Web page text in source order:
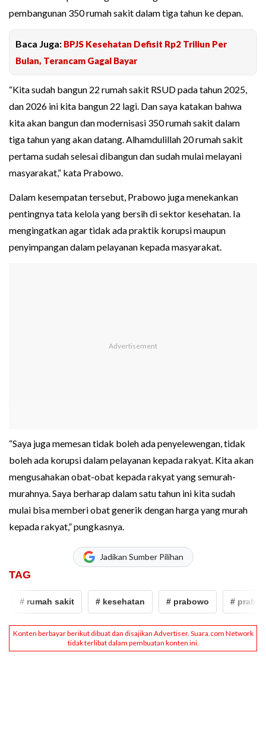
pembangunan 350 rumah sakit dalam tiga tahun ke depan.
Baca Juga: BPJS Kesehatan Defisit Rp2 Triliun Per
Bulan, Terancam Gagal Bayar
“Kita sudah bangun 22 rumah sakit RSUD pada tahun 2025,
dan 2026 ini kita bangun 22 lagi. Dan saya katakan bahwa
kita akan bangun dan modernisasi 350 rumah sakit dalam
tiga tahun yang akan datang. Alhamdulillah 20 rumah sakit
pertama sudah selesai dibangun dan sudah mulai melayani
masyarakat,” kata Prabowo.
Dalam kesempatan tersebut, Prabowo juga menekankan
pentingnya tata kelola yang bersih di sektor kesehatan. Ia
mengingatkan agar tidak ada praktik korupsi maupun
penyimpangan dalam pelayanan kepada masyarakat.
“Saya juga memesan tidak boleh ada penyelewengan, tidak
boleh ada korupsi dalam pelayanan kepada rakyat. Kita akan
mengusahakan obat-obat kepada rakyat yang semurah-
murahnya. Saya berharap dalam satu tahun ini kita sudah
mulai bisa memberi obat generik dengan harga yang murah
kepada rakyat,” pungkasnya.
Jadikan Sumber Pilihan
TAG
# rumah sakit # kesehatan # prabowo #